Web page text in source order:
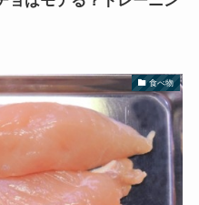
食べ物